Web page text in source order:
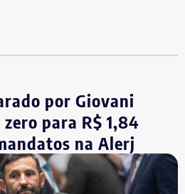
menor em seis
de bens, a principal mudança
Jordão está na redução dos
e participações
a maior parte do
por Giovani
para R$ 1,84
na Alerj